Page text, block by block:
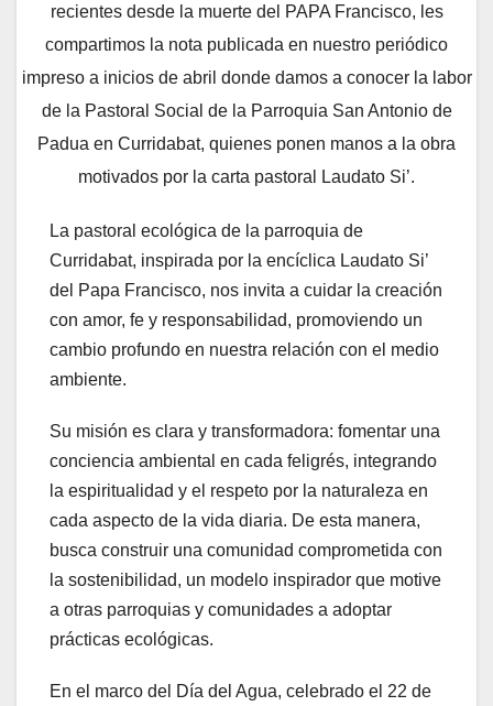
recientes desde la muerte del PAPA Francisco, les
compartimos la nota publicada en nuestro periódico
impreso a inicios de abril donde damos a conocer la labor
de la Pastoral Social de la Parroquia San Antonio de
Padua en Curridabat, quienes ponen manos a la obra
motivados por la carta pastoral Laudato Si’.
La pastoral ecológica de la parroquia de
Curridabat, inspirada por la encíclica Laudato Si’
del Papa Francisco, nos invita a cuidar la creación
con amor, fe y responsabilidad, promoviendo un
cambio profundo en nuestra relación con el medio
ambiente.
Su misión es clara y transformadora: fomentar una
conciencia ambiental en cada feligrés, integrando
la espiritualidad y el respeto por la naturaleza en
cada aspecto de la vida diaria. De esta manera,
busca construir una comunidad comprometida con
la sostenibilidad, un modelo inspirador que motive
a otras parroquias y comunidades a adoptar
prácticas ecológicas.
En el marco del Día del Agua, celebrado el 22 de